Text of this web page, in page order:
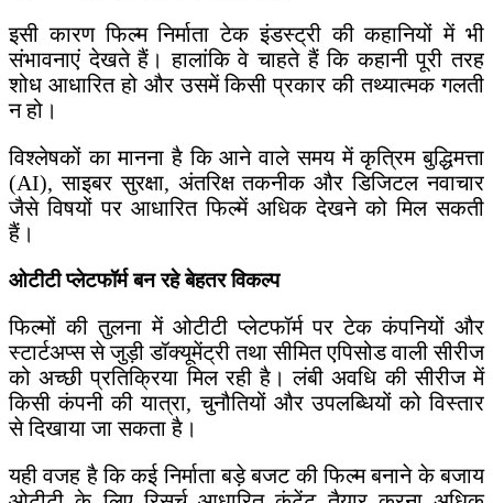
इसी कारण फिल्म निर्माता टेक इंडस्ट्री की कहानियों में भी
संभावनाएं देखते हैं। हालांकि वे चाहते हैं कि कहानी पूरी तरह
शोध आधारित हो और उसमें किसी प्रकार की तथ्यात्मक गलती
न हो।
विश्लेषकों का मानना है कि आने वाले समय में कृत्रिम बुद्धिमत्ता
(AI), साइबर सुरक्षा, अंतरिक्ष तकनीक और डिजिटल नवाचार
जैसे विषयों पर आधारित फिल्में अधिक देखने को मिल सकती
हैं।
ओटीटी प्लेटफॉर्म बन रहे बेहतर विकल्प
फिल्मों की तुलना में ओटीटी प्लेटफॉर्म पर टेक कंपनियों और
स्टार्टअप्स से जुड़ी डॉक्यूमेंट्री तथा सीमित एपिसोड वाली सीरीज
को अच्छी प्रतिक्रिया मिल रही है। लंबी अवधि की सीरीज में
किसी कंपनी की यात्रा, चुनौतियों और उपलब्धियों को विस्तार
से दिखाया जा सकता है।
यही वजह है कि कई निर्माता बड़े बजट की फिल्म बनाने के बजाय